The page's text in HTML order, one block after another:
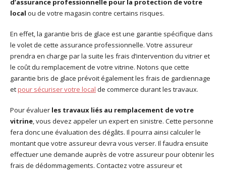
d’assurance professionnelle pour la protection de votre
local ou de votre magasin contre certains risques.
En effet, la garantie bris de glace est une garantie spécifique dans
le volet de cette assurance professionnelle. Votre assureur
prendra en charge par la suite les frais d’intervention du vitrier et
le coût du remplacement de votre vitrine. Notons que cette
garantie bris de glace prévoit également les frais de gardiennage
etpour sécuriser votre local de commerce durant les travaux.
Pour évaluer les travaux liés au remplacement de votre
vitrine, vous devez appeler un expert en sinistre. Cette personne
fera donc une évaluation des dégâts. Il pourra ainsi calculer le
montant que votre assureur devra vous verser. Il faudra ensuite
effectuer une demande auprès de votre assureur pour obtenir les
frais de dédommagements. Contactez votre assureur et